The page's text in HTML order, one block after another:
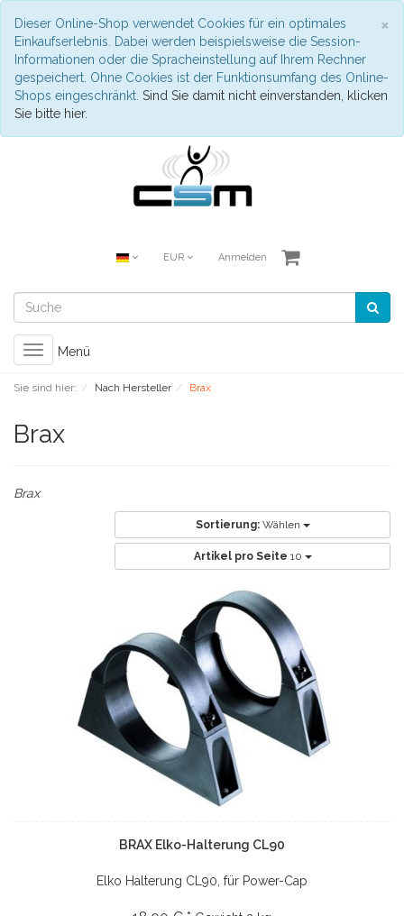
×
Dieser Online-Shop verwendet Cookies für ein optimales
Einkaufserlebnis. Dabei werden beispielsweise die Session-
Informationen oder die Spracheinstellung auf Ihrem Rechner
gespeichert. Ohne Cookies ist der Funktionsumfang des Online-
Shops eingeschränkt. Sind Sie damit nicht einverstanden, klicken
Sie bitte hier.
EUR Anmelden
Toggle
navigation
Menü
Sie sind hier: Nach Hersteller Brax
Brax
Brax
Sortierung: Wählen
Artikel pro Seite 10
BRAX Elko-Halterung CL90
Elko Halterung CL90, für Power-Cap